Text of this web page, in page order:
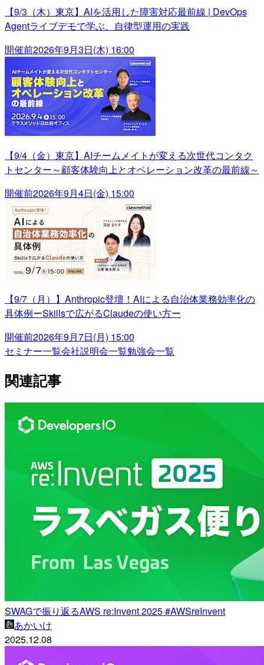
【9/3（木）東京】AIを活用した障害対応最前線 | DevOps
Agentライブデモで学ぶ、自律型運用の実践
開催前2026年9月3日(木) 16:00
【9/4（金）東京】AIチームメイトが変える次世代コンタク
トセンター～顧客体験向上とオペレーション改革の最前線～
開催前2026年9月4日(金) 15:00
【9/7（月）】Anthropic登壇！AIによる自治体業務効率化の
具体例ーSkillsで広がるClaudeの使い方ー
開催前2026年9月7日(月) 15:00
セミナー一覧会社説明会一覧勉強会一覧
関連記事
SWAGで振り返るAWS re:Invent 2025 #AWSreInvent
あかいけ
2025.12.08